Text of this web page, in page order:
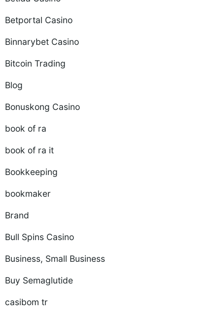
Betportal Casino
Binnarybet Casino
Bitcoin Trading
Blog
Bonuskong Casino
book of ra
book of ra it
Bookkeeping
bookmaker
Brand
Bull Spins Casino
Business, Small Business
Buy Semaglutide
casibom tr